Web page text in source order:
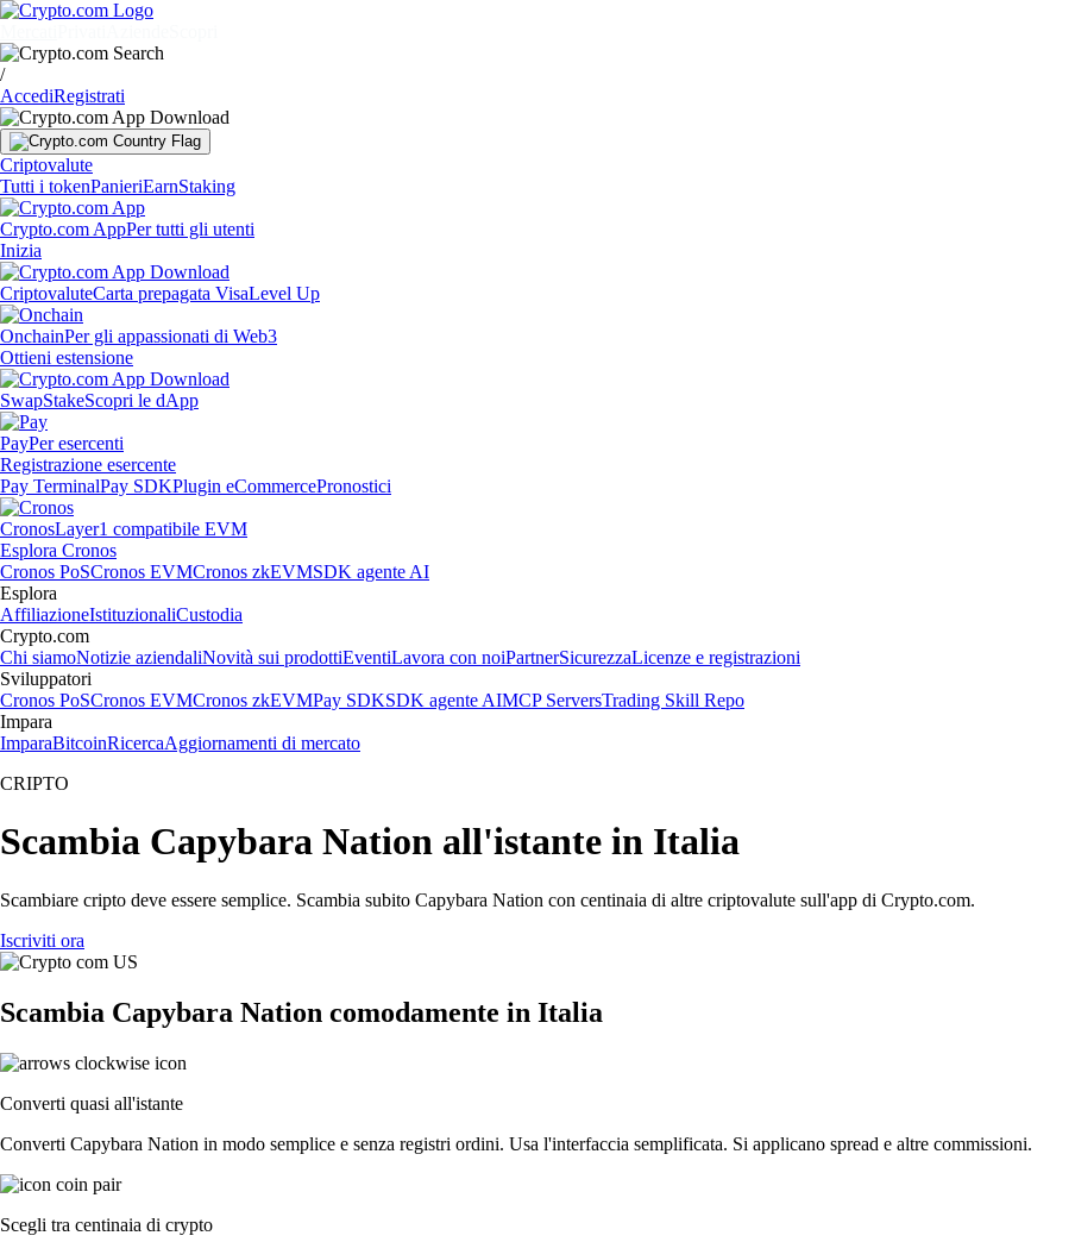
/
AccediRegistrati
Criptovalute
Tutti i tokenPanieriEarnStaking
Crypto.com AppPer tutti gli utenti
Inizia
CriptovaluteCarta prepagata VisaLevel Up
OnchainPer gli appassionati di Web3
Ottieni estensione
SwapStakeScopri le dApp
PayPer esercenti
Registrazione esercente
Pay TerminalPay SDKPlugin eCommercePronostici
CronosLayer1 compatibile EVM
Esplora Cronos
Cronos PoSCronos EVMCronos zkEVMSDK agente AI
Esplora
AffiliazioneIstituzionaliCustodia
Crypto.com
Chi siamoNotizie aziendaliNovità sui prodottiEventiLavora con noiPartnerSicurezzaLicenze e registrazioni
Sviluppatori
Cronos PoSCronos EVMCronos zkEVMPay SDKSDK agente AIMCP ServersTrading Skill Repo
Impara
ImparaBitcoinRicercaAggiornamenti di mercato
CRIPTO
Scambia Capybara Nation all'istante in Italia
Scambiare cripto deve essere semplice. Scambia subito Capybara Nation con centinaia di altre criptovalute sull'app di Crypto.com.
Iscriviti ora
Scambia Capybara Nation comodamente in Italia
Converti quasi all'istante
Converti Capybara Nation in modo semplice e senza registri ordini. Usa l'interfaccia semplificata. Si applicano spread e altre commissioni.
Scegli tra centinaia di crypto